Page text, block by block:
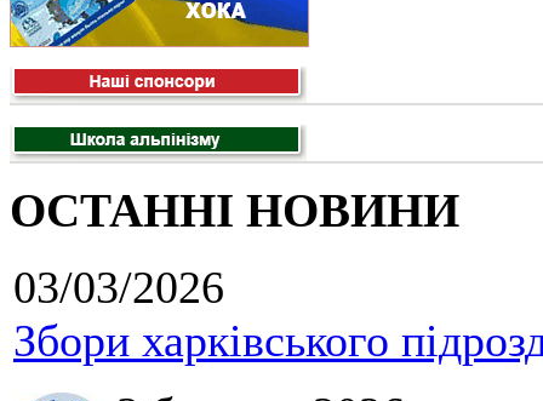
ОСТАННІ НОВИНИ
03/03/2026
Збори харківського